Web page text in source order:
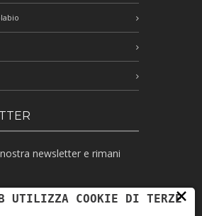
newsletter e rimani
×
UTILIZZA COOKIE DI TERZE